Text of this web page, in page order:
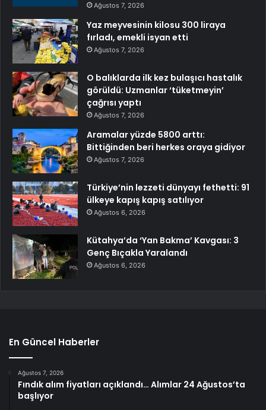
Ağustos 7, 2026
Yaz meyvesinin kilosu 300 liraya
fırladı, emekli isyan etti
Ağustos 7, 2026
O balıklarda ilk kez bulaşıcı hastalık
görüldü: Uzmanlar ‘tüketmeyin’
çağrısı yaptı
Ağustos 7, 2026
Aramalar yüzde 5800 arttı:
Bittiğinden beri herkes oraya gidiyor
Ağustos 7, 2026
Türkiye’nin lezzeti dünyayı fethetti: 91
ülkeye kapış kapış satılıyor
Ağustos 6, 2026
Kütahya’da ‘Yan Bakma’ Kavgası: 3
Genç Bıçakla Yaralandı
Ağustos 6, 2026
En Güncel Haberler
Ağustos 7, 2026
Fındık alım fiyatları açıklandı… Alımlar 24 Ağustos’ta
başlıyor